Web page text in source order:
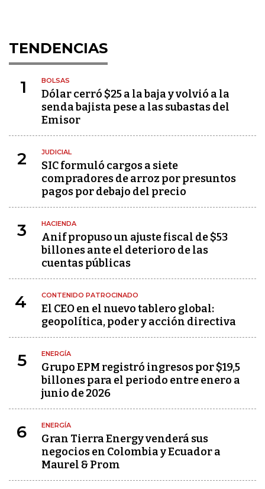
TENDENCIAS
1 BOLSAS
Dólar cerró $25 a la baja y volvió a la
senda bajista pese a las subastas del
Emisor
2 JUDICIAL
SIC formuló cargos a siete
compradores de arroz por presuntos
pagos por debajo del precio
3 HACIENDA
Anif propuso un ajuste fiscal de $53
billones ante el deterioro de las
cuentas públicas
4 CONTENIDO PATROCINADO
El CEO en el nuevo tablero global:
geopolítica, poder y acción directiva
5 ENERGÍA
Grupo EPM registró ingresos por $19,5
billones para el periodo entre enero a
junio de 2026
6 ENERGÍA
Gran Tierra Energy venderá sus
negocios en Colombia y Ecuador a
Maurel & Prom